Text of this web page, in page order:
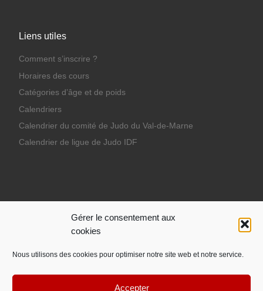
Gérer le consentement aux
cookies
Nous utilisons des cookies pour optimiser notre site web et notre service.
Accepter
Liens utiles
Comment s’inscrire ?
Horaires des cours
Catégories d’âge et de poids
Calendriers
Calendrier du comité de Judo du Val-de-Marne
Calendrier de ligue de Judo IDF